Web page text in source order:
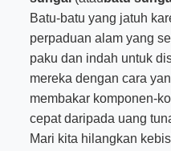
Batu-batu yang jatuh
perpaduan alam yang
paku dan indah untuk
mereka dengan cara
membakar komponen-
cepat daripada uang
Mari kita hilangkan